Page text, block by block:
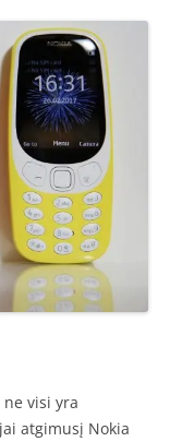
visi yra
atgimusį Nokia